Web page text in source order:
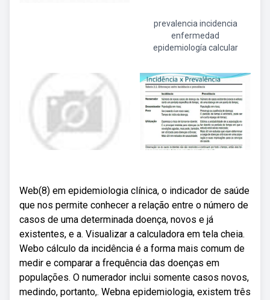
prevalencia incidencia
enfermedad
epidemiología calcular
Web(8) em epidemiologia clínica, o indicador de saúde
que nos permite conhecer a relação entre o número de
casos de uma determinada doença, novos e já
existentes, e a. Visualizar a calculadora em tela cheia.
Webo cálculo da incidência é a forma mais comum de
medir e comparar a frequência das doenças em
populações. O numerador inclui somente casos novos,
medindo, portanto,. Webna epidemiologia, existem três